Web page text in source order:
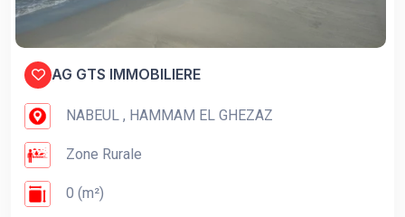
AG GTS IMMOBILIERE
NABEUL , HAMMAM EL GHEZAZ
Zone Rurale
0 (m²)